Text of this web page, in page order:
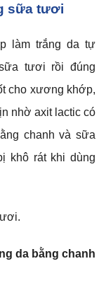
sữa tươi
làm trắng da tự
tươi rồi đúng
cho xương khớp,
nhờ axit lactic có
chanh và sữa
khô rát khi dùng
da bằng chanh